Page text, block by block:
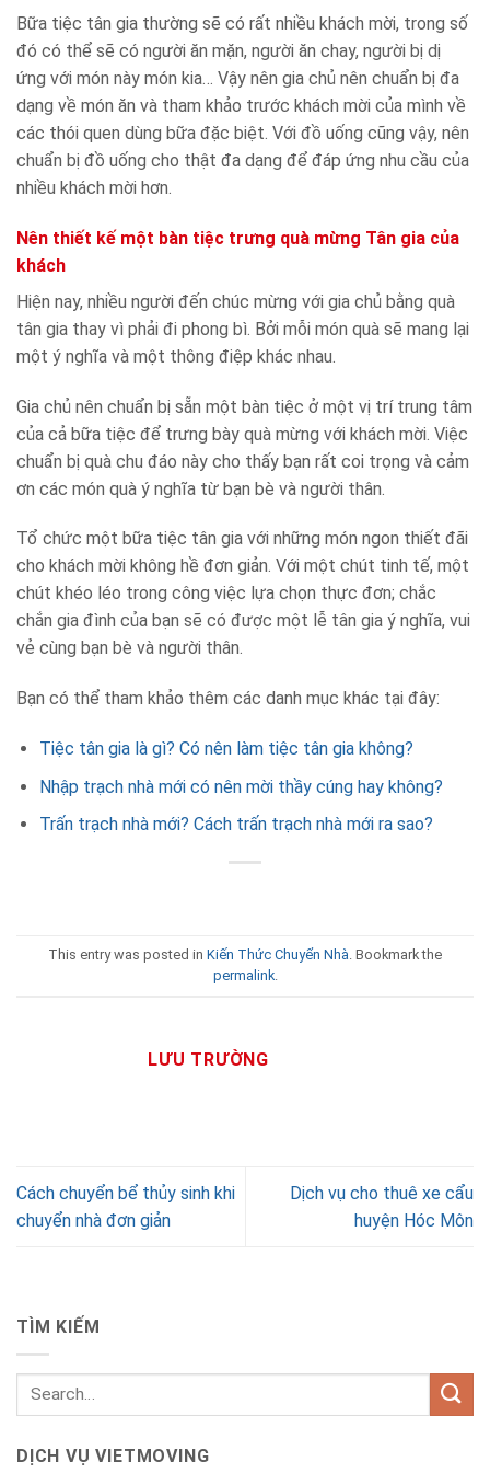
Bữa tiệc tân gia thường sẽ có rất nhiều khách mời, trong số
đó có thể sẽ có người ăn mặn, người ăn chay, người bị dị
ứng với món này món kia… Vậy nên gia chủ nên chuẩn bị đa
dạng về món ăn và tham khảo trước khách mời của mình về
các thói quen dùng bữa đặc biệt. Với đồ uống cũng vậy, nên
chuẩn bị đồ uống cho thật đa dạng để đáp ứng nhu cầu của
nhiều khách mời hơn.
Nên thiết kế một bàn tiệc trưng quà mừng Tân gia của
khách
Hiện nay, nhiều người đến chúc mừng với gia chủ bằng quà
tân gia thay vì phải đi phong bì. Bởi mỗi món quà sẽ mang lại
một ý nghĩa và một thông điệp khác nhau.
Gia chủ nên chuẩn bị sẵn một bàn tiệc ở một vị trí trung tâm
của cả bữa tiệc để trưng bày quà mừng với khách mời. Việc
chuẩn bị quà chu đáo này cho thấy bạn rất coi trọng và cảm
ơn các món quà ý nghĩa từ bạn bè và người thân.
Tổ chức một bữa tiệc tân gia với những món ngon thiết đãi
cho khách mời không hề đơn giản. Với một chút tinh tế, một
chút khéo léo trong công việc lựa chọn thực đơn; chắc
chắn gia đình của bạn sẽ có được một lễ tân gia ý nghĩa, vui
vẻ cùng bạn bè và người thân.
Bạn có thể tham khảo thêm các danh mục khác tại đây:
Tiệc tân gia là gì? Có nên làm tiệc tân gia không?
Nhập trạch nhà mới có nên mời thầy cúng hay không?
Trấn trạch nhà mới? Cách trấn trạch nhà mới ra sao?
This entry was posted in Kiến Thức Chuyển Nhà . Bookmark the
permalink.
LƯU TRƯỜNG
Cách chuyển bể thủy sinh khi
chuyển nhà đơn giản
Dịch vụ cho thuê xe cẩu
huyện Hóc Môn
TÌM KIẾM
DỊCH VỤ VIETMOVING